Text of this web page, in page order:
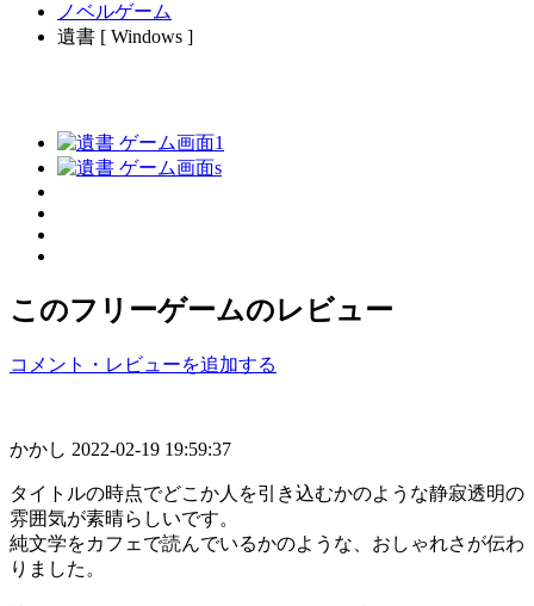
ノベルゲーム
遺書 [ Windows ]
このフリーゲームのレビュー
コメント・レビューを追加する
かかし 2022-02-19 19:59:37
タイトルの時点でどこか人を引き込むかのような静寂透明の
雰囲気が素晴らしいです。
純文学をカフェで読んでいるかのような、おしゃれさが伝わ
りました。